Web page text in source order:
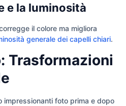
e la luminosità
il colore ma migliora
generale dei capelli chiari.
Trasformazioni
impressionanti foto prima e dopo